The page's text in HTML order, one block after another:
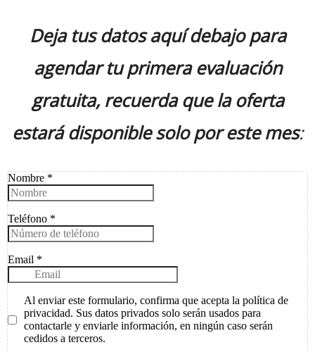
Deja tus datos aquí debajo para
agendar tu primera evaluación
gratuita, recuerda que la oferta
estará disponible solo por este mes: